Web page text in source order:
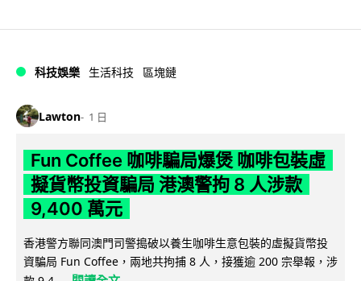
科技娛樂 生活科技 區塊鏈
Lawton 1 日
Fun Coffee 咖啡騙局爆煲 咖啡包裝虛
擬貨幣投資騙局 港澳警拘 8 人涉款
9,400 萬元
香港警方聯同澳門司警搗破以養生咖啡生意包裝的虛擬貨幣投
資騙局 Fun Coffee，兩地共拘捕 8 人，接獲逾 200 宗舉報，涉